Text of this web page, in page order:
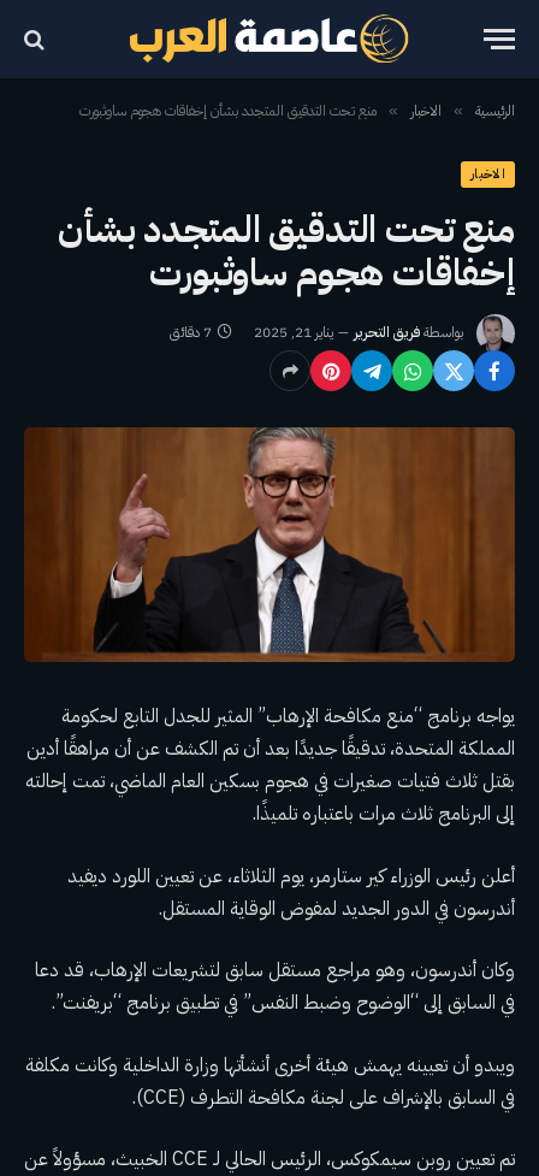
الرئيسية » الاخبار » منع تحت التدقيق المتجدد بشأن إخفاقات هجوم ساوثبورت
الاخبار
منع تحت التدقيق المتجدد بشأن
إخفاقات هجوم ساوثبورت
بواسطةفريق التحرير يناير 21, 2025 7 دقائق
يواجه برنامج “منع مكافحة الإرهاب” المثير للجدل التابع لحكومة
المملكة المتحدة، تدقيقًا جديدًا بعد أن تم الكشف عن أن مراهقًا أدين
بقتل ثلاث فتيات صغيرات في هجوم بسكين العام الماضي، تمت إحالته
إلى البرنامج ثلاث مرات باعتباره تلميذًا.
أعلن رئيس الوزراء كير ستارمر، يوم الثلاثاء، عن تعيين اللورد ديفيد
أندرسون في الدور الجديد لمفوض الوقاية المستقل.
وكان أندرسون، وهو مراجع مستقل سابق لتشريعات الإرهاب، قد دعا
في السابق إلى “الوضوح وضبط النفس” في تطبيق برنامج “بريفنت”.
ويبدو أن تعيينه يهمش هيئة أخرى أنشأتها وزارة الداخلية وكانت مكلفة
في السابق بالإشراف على لجنة مكافحة التطرف (CCE).
تم تعيين روبن سيمكوكس، الرئيس الحالي لـ CCE الخبيث، مسؤولاً عن